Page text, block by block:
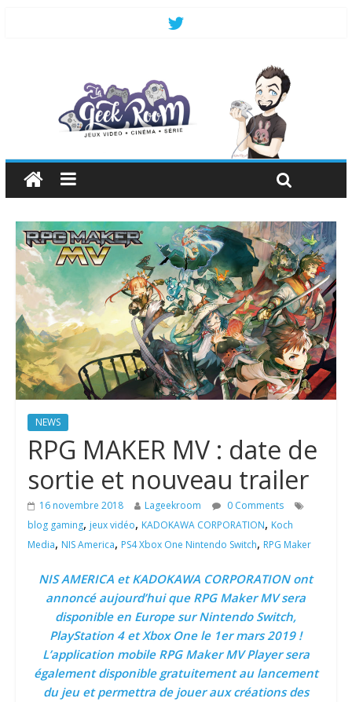
NEWS
RPG MAKER MV : date de
sortie et nouveau trailer
16 novembre 2018 Lageekroom
0 Comments
blog gaming, jeux vidéo, KADOKAWA CORPORATION, Koch
Media, NIS America, PS4 Xbox One Nintendo Switch, RPG Maker
NIS AMERICA et KADOKAWA CORPORATION ont
annoncé aujourd’hui que RPG Maker MV sera
disponible en Europe sur Nintendo Switch,
PlayStation 4 et Xbox One le 1er mars 2019 !
L’application mobile RPG Maker MV Player sera
également disponible gratuitement au lancement
du jeu et permettra de jouer aux créations des